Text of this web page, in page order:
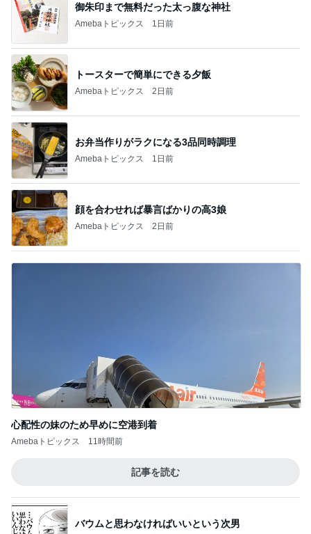
御朱印まで無料だった太っ腹な神社
Amebaトピックス 1日前
トースターで簡単にできる夕飯
Amebaトピックス 2日前
お弁当作りがラクになる3品同時調理
Amebaトピックス 1日前
顔を合わせれば暴言ばかりの高3娘
Amebaトピックス 2日前
心配性の妹のため早めに空港到着
Amebaトピックス 11時間前
記事を読む
バウムと思わなければいいという次男